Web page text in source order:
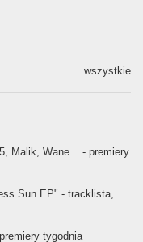
wszystkie
Malik, Wane... - premiery
Sun EP" - tracklista,
tygodnia